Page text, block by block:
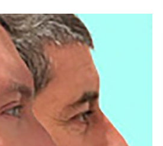
Larunbatean Plentziako Itsas
Martxa ospatuko da
2026/07/07
SOINUGELA: Paul McCartney eta
Ringo Starr-en lan berriak
2026/07/03